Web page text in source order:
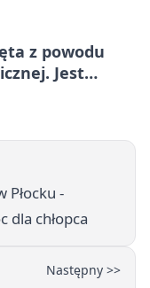
z powodu
Jest
Płocku -
dla chłopca
Następny >>